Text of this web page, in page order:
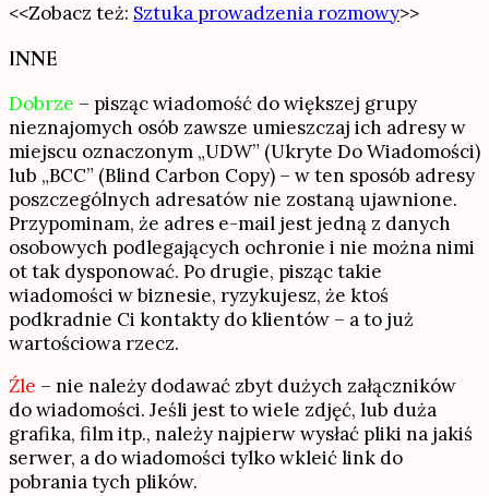
<<Zobacz też: Sztuka prowadzenia rozmowy>>
INNE
Dobrze – pisząc wiadomość do większej grupy
nieznajomych osób zawsze umieszczaj ich adresy w
miejscu oznaczonym „UDW” (Ukryte Do Wiadomości)
lub „BCC” (Blind Carbon Copy) – w ten sposób adresy
poszczególnych adresatów nie zostaną ujawnione.
Przypominam, że adres e-mail jest jedną z danych
osobowych podlegających ochronie i nie można nimi
ot tak dysponować. Po drugie, pisząc takie
wiadomości w biznesie, ryzykujesz, że ktoś
podkradnie Ci kontakty do klientów – a to już
wartościowa rzecz.
Źle – nie należy dodawać zbyt dużych załączników
do wiadomości. Jeśli jest to wiele zdjęć, lub duża
grafika, film itp., należy najpierw wysłać pliki na jakiś
serwer, a do wiadomości tylko wkleić link do
pobrania tych plików.